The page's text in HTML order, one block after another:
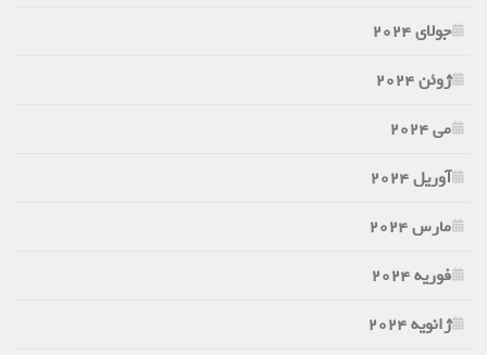
جولای 2024
ژوئن 2024
می 2024
آوریل 2024
مارس 2024
فوریه 2024
ژانویه 2024